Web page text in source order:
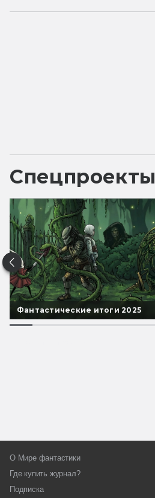
Спецпроекты
Фантастические итоги 2025
О Мире фантастики
Где купить журнал?
Подписка